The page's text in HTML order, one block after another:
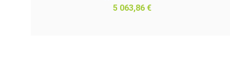
Prix
5 063,86 €